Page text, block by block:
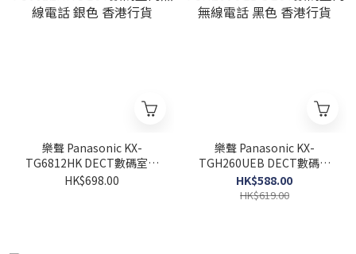
樂聲 Panasonic KX-
TG6812HK DECT數碼室內
無線電話 銀色 香港行貨
HK$698.00
樂聲 Panasonic KX-
TGH260UEB DECT數碼室
內無線電話 黑色 香港行貨
HK$588.00
HK$619.00